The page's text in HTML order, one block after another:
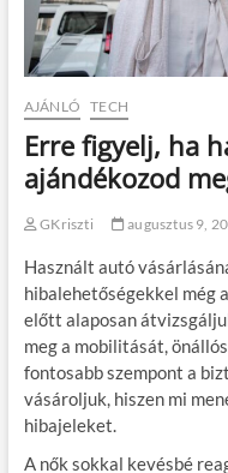
AJÁNLÓ TECH
Erre figyelj, ha
ajándékozod
GKriszti augusztus 9,
Használt autó
hibalehetőségekkel még
előtt alaposan
meg a mobilitását,
fontosabb szempont a
vásároljuk, hiszen mi
hibajeleket.
A nők sokkal kevésbé